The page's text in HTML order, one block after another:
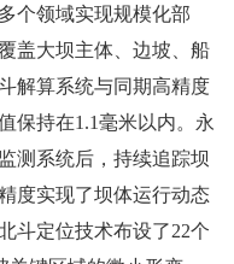
个领域实现规模化部
盖大坝主体、边坡、船
解算系统与同期高精度
保持在1.1毫米以内。永
测系统后，持续追踪坝
度实现了坝体运行动态
斗定位技术布设了22个